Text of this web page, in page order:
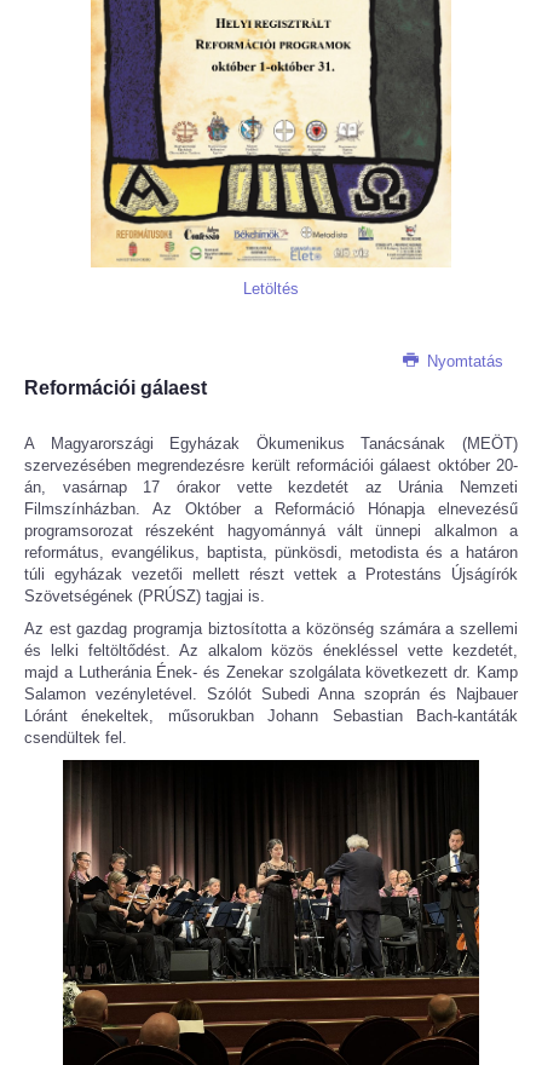
Letöltés
Nyomtatás
Reformációi gálaest
A Magyarországi Egyházak Ökumenikus Tanácsának (MEÖT)
szervezésében megrendezésre került reformációi gálaest október 20-
án, vasárnap 17 órakor vette kezdetét az Uránia Nemzeti
Filmszínházban. Az Október a Reformáció Hónapja elnevezésű
programsorozat részeként hagyománnyá vált ünnepi alkalmon a
református, evangélikus, baptista, pünkösdi, metodista és a határon
túli egyházak vezetői mellett részt vettek a Protestáns Újságírók
Szövetségének (PRÚSZ) tagjai is.
Az est gazdag programja biztosította a közönség számára a szellemi
és lelki feltöltődést. Az alkalom közös énekléssel vette kezdetét,
majd a Lutheránia Ének- és Zenekar szolgálata következett dr. Kamp
Salamon vezényletével. Szólót Subedi Anna szoprán és Najbauer
Lóránt énekeltek, műsorukban Johann Sebastian Bach-kantáták
csendültek fel.